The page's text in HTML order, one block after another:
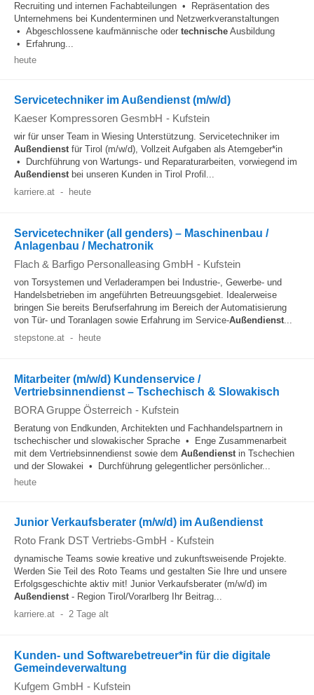
Recruiting und internen Fachabteilungen • Repräsentation des
Unternehmens bei Kundenterminen und Netzwerkveranstaltungen
• Abgeschlossene kaufmännische oder technische Ausbildung
• Erfahrung...
heute
Servicetechniker im Außendienst (m/w/d)
Kaeser Kompressoren GesmbH - Kufstein
wir für unser Team in Wiesing Unterstützung. Servicetechniker im
Außendienstfür Tirol (m/w/d), Vollzeit Aufgaben als Atemgeber*in
• Durchführung von Wartungs- und Reparaturarbeiten, vorwiegend im
Außendienstbei unseren Kunden in Tirol Profil...
karriere.at - heute
Servicetechniker (all genders) – Maschinenbau /
Anlagenbau / Mechatronik
Flach & Barfigo Personalleasing GmbH - Kufstein
von Torsystemen und Verladerampen bei Industrie-, Gewerbe- und
Handelsbetrieben im angeführten Betreuungsgebiet. Idealerweise
bringen Sie bereits Berufserfahrung im Bereich der Automatisierung
von Tür- und Toranlagen sowie Erfahrung im Service-Außendienst...
stepstone.at - heute
Mitarbeiter (m/w/d) Kundenservice /
Vertriebsinnendienst – Tschechisch & Slowakisch
BORA Gruppe Österreich - Kufstein
Beratung von Endkunden, Architekten und Fachhandelspartnern in
tschechischer und slowakischer Sprache • Enge Zusammenarbeit
mit dem Vertriebsinnendienst sowie dem Außendienstin Tschechien
und der Slowakei • Durchführung gelegentlicher persönlicher...
heute
Junior Verkaufsberater (m/w/d) im Außendienst
Roto Frank DST Vertriebs-GmbH - Kufstein
dynamische Teams sowie kreative und zukunftsweisende Projekte.
Werden Sie Teil des Roto Teams und gestalten Sie Ihre und unsere
Erfolgsgeschichte aktiv mit! Junior Verkaufsberater (m/w/d) im
Außendienst- Region Tirol/Vorarlberg Ihr Beitrag...
karriere.at - 2 Tage alt
Kunden- und Softwarebetreuer*in für die digitale
Gemeindeverwaltung
Kufgem GmbH - Kufstein